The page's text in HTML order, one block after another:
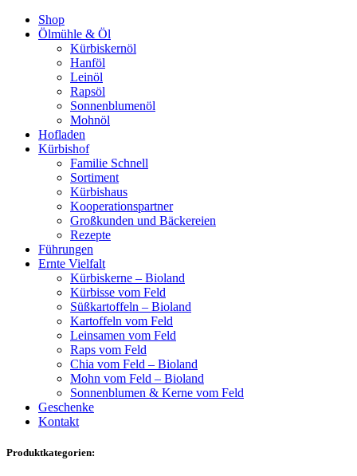
Shop
Ölmühle & Öl
Kürbiskernöl
Hanföl
Leinöl
Rapsöl
Sonnenblumenöl
Mohnöl
Hofladen
Kürbishof
Familie Schnell
Sortiment
Kürbishaus
Kooperationspartner
Großkunden und Bäckereien
Rezepte
Führungen
Ernte Vielfalt
Kürbiskerne – Bioland
Kürbisse vom Feld
Süßkartoffeln – Bioland
Kartoffeln vom Feld
Leinsamen vom Feld
Raps vom Feld
Chia vom Feld – Bioland
Mohn vom Feld – Bioland
Sonnenblumen & Kerne vom Feld
Geschenke
Kontakt
Produktkategorien: